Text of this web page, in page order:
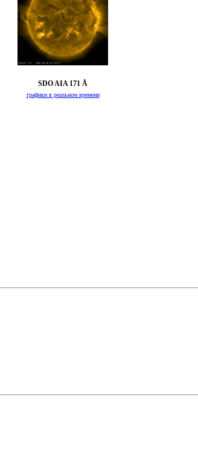
SDO AIA 171 Å
графики в реальном времени